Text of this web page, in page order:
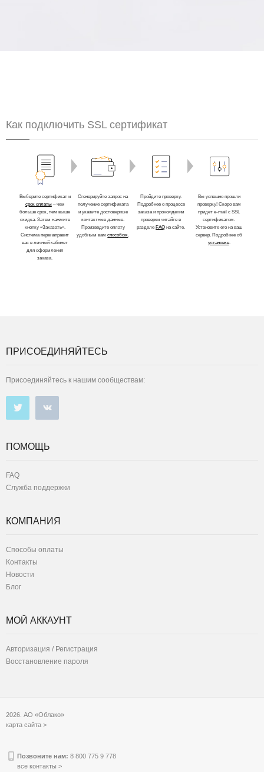
Как подключить SSL сертификат
Выберите сертификат и
срок оплаты– чем
больше срок, тем выше
скидка. Затем нажмите
кнопку «Заказать».
Система перенаправит
вас в личный кабинет
для оформления
заказа.
Сгенерируйте запрос на
получение сертификата
и укажите достоверные
контактные данные.
Произведите оплату
удобным вамспособом
Пройдите проверку.
Подробнее о процессе
заказа и прохождении
проверки читайте в
разделеFAQ на сайте.
Вы успешно прошли
проверку! Скоро вам
придет e-mail с SSL
сертификатом.
Установите его на ваш
сервер. Подробнее об
установке.
ПРИСОЕДИНЯЙТЕСЬ
Присоединяйтесь к нашим сообществам:
ПОМОЩЬ
FAQ
Служба поддержки
КОМПАНИЯ
Способы оплаты
Контакты
Новости
Блог
МОЙ АККАУНТ
Авторизация / Регистрация
Восстановление пароля
2026. АО «Облако»
карта сайта >
Позвоните нам: 8 800 775 9 778
все контакты >